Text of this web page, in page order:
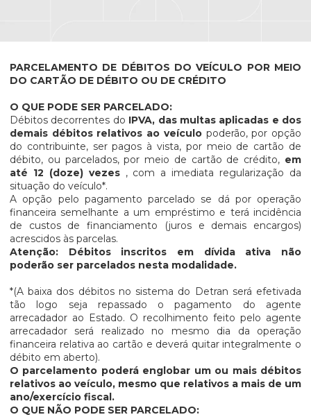
PARCELAMENTO DE DÉBITOS DO VEÍCULO POR MEIO
DO CARTÃO DE DÉBITO OU DE CRÉDITO
O QUE PODE SER PARCELADO:
Débitos decorrentes do IPVA, das multas aplicadas e dos
demais débitos relativos ao veículo poderão, por opção
do contribuinte, ser pagos à vista, por meio de cartão de
débito, ou parcelados, por meio de cartão de crédito, em
até 12 (doze) vezes , com a imediata regularização da
situação do veículo*.
A opção pelo pagamento parcelado se dá por operação
financeira semelhante a um empréstimo e terá incidência
de custos de financiamento (juros e demais encargos)
acrescidos às parcelas.
Atenção: Débitos inscritos em dívida ativa não
poderão ser parcelados nesta modalidade.
*(A baixa dos débitos no sistema do Detran será efetivada
tão logo seja repassado o pagamento do agente
arrecadador ao Estado. O recolhimento feito pelo agente
arrecadador será realizado no mesmo dia da operação
financeira relativa ao cartão e deverá quitar integralmente o
débito em aberto).
O parcelamento poderá englobar um ou mais débitos
relativos ao veículo, mesmo que relativos a mais de um
ano/exercício fiscal.
O QUE NÃO PODE SER PARCELADO: